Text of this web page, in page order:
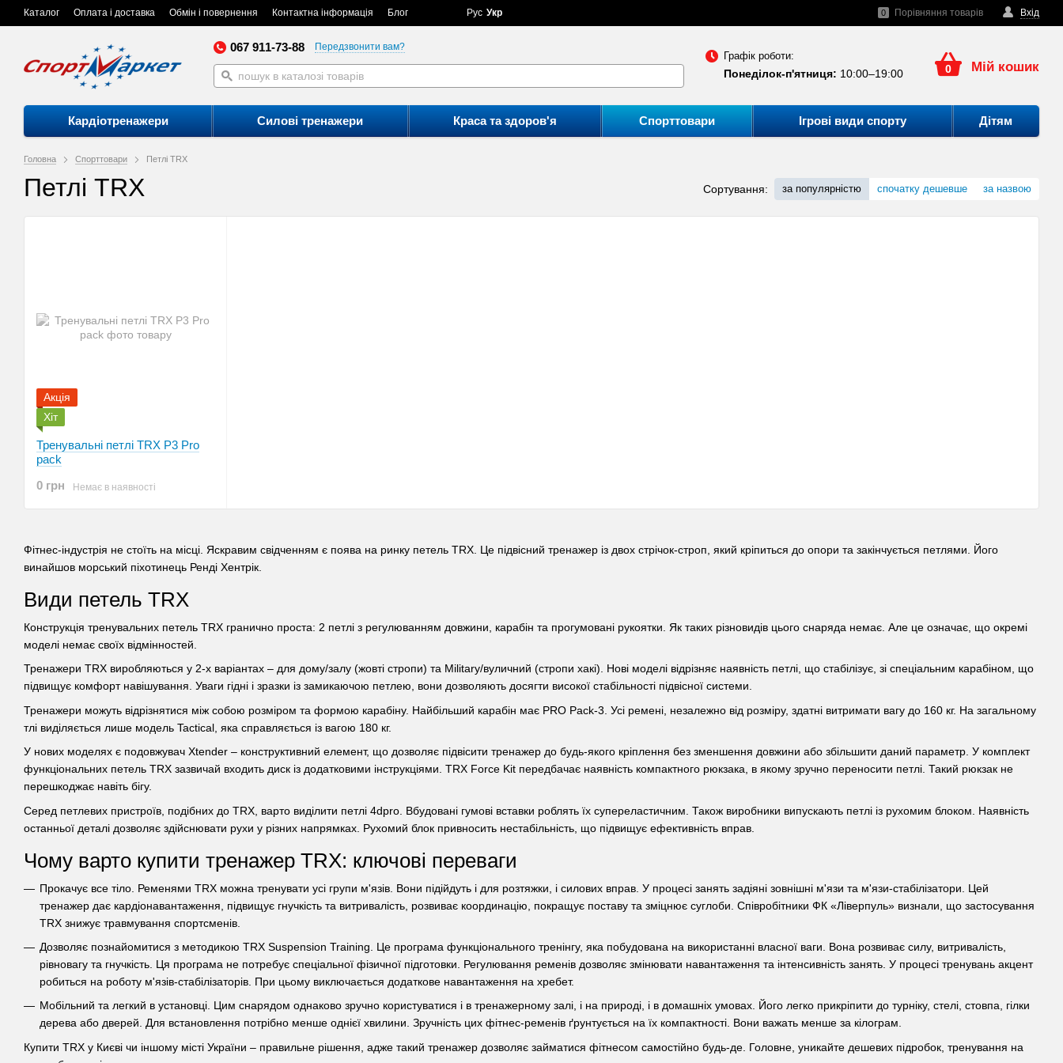
Каталог Оплата і доставка Обмін і повернення Контактна інформація Блог Вхід
0 Порівняння товарів
Рус Укр
067 911-73-88 Передзвонити вам?
Графік роботи:
Понеділок-п'ятниця: 10:00–19:00 0 Мій кошик
Кардіотренажери Силові тренажери Краса та здоров'я Спорттовари Ігрові види спорту Дітям
Головна Спорттовари Петлі TRX
Петлі TRX Сортування: за популярністю спочатку дешевше за назвою
Фітнес-індустрія не стоїть на місці. Яскравим свідченням є поява на ринку петель TRX. Це підвісний тренажер із двох стрічок-строп, який кріпиться до опори та закінчується петлями. Його
винайшов морський піхотинець Ренді Хентрік.
Види петель TRX
Конструкція тренувальних петель TRX гранично проста: 2 петлі з регулюванням довжини, карабін та прогумовані рукоятки. Як таких різновидів цього снаряда немає. Але це означає, що окремі
моделі немає своїх відмінностей.
Тренажери TRX виробляються у 2-х варіантах – для дому/залу (жовті стропи) та Military/вуличний (стропи хакі). Нові моделі відрізняє наявність петлі, що стабілізує, зі спеціальним карабіном, що
підвищує комфорт навішування. Уваги гідні і зразки із замикаючою петлею, вони дозволяють досягти високої стабільності підвісної системи.
Тренажери можуть відрізнятися між собою розміром та формою карабіну. Найбільший карабін має PRO Pack-3. Усі ремені, незалежно від розміру, здатні витримати вагу до 160 кг. На загальному
тлі виділяється лише модель Tactical, яка справляється із вагою 180 кг.
У нових моделях є подовжувач Xtender – конструктивний елемент, що дозволяє підвісити тренажер до будь-якого кріплення без зменшення довжини або збільшити даний параметр. У комплект
функціональних петель TRX зазвичай входить диск із додатковими інструкціями. TRX Force Kit передбачає наявність компактного рюкзака, в якому зручно переносити петлі. Такий рюкзак не
перешкоджає навіть бігу.
Серед петлевих пристроїв, подібних до TRX, варто виділити петлі 4dpro. Вбудовані гумові вставки роблять їх супереластичним. Також виробники випускають петлі із рухомим блоком. Наявність
останньої деталі дозволяє здійснювати рухи у різних напрямках. Рухомий блок привносить нестабільність, що підвищує ефективність вправ.
Чому варто купити тренажер TRX: ключові переваги
Прокачує все тіло. Ременями TRX можна тренувати усі групи м'язів. Вони підійдуть і для розтяжки, і силових вправ. У процесі занять задіяні зовнішні м'язи та м'язи-стабілізатори. Цей
тренажер дає кардіонавантаження, підвищує гнучкість та витривалість, розвиває координацію, покращує поставу та зміцнює суглоби. Співробітники ФК «Ліверпуль» визнали, що застосування
TRX знижує травмування спортсменів.
Дозволяє познайомитися з методикою TRX Suspension Training. Це програма функціонального тренінгу, яка побудована на використанні власної ваги. Вона розвиває силу, витривалість,
рівновагу та гнучкість. Ця програма не потребує спеціальної фізичної підготовки. Регулювання ременів дозволяє змінювати навантаження та інтенсивність занять. У процесі тренувань акцент
робиться на роботу м'язів-стабілізаторів. При цьому виключається додаткове навантаження на хребет.
Мобільний та легкий в установці. Цим снарядом однаково зручно користуватися і в тренажерному залі, і на природі, і в домашніх умовах. Його легко прикріпити до турніку, стелі, стовпа, гілки
дерева або дверей. Для встановлення потрібно менше однієї хвилини. Зручність цих фітнес-ременів ґрунтується на їх компактності. Вони важать менше за кілограм.
Купити TRX у Києві чи іншому місті України – правильне рішення, адже такий тренажер дозволяє займатися фітнесом самостійно будь-де. Головне, уникайте дешевих підробок, тренування на
Акція
Хіт
Тренувальні петлі TRX P3 Pro
pack
0 грн
Немає в наявності